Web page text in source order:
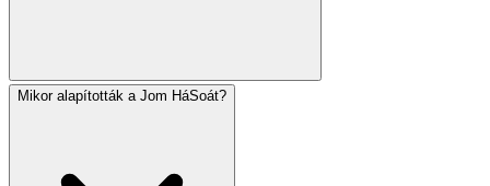
Mikor alapították a Jom HáSoát?